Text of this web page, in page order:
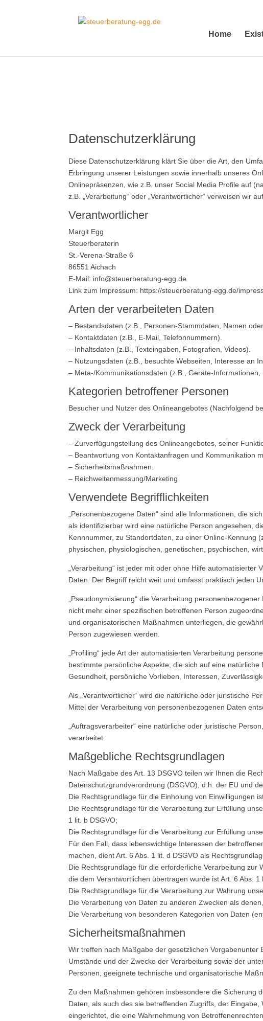
Home
Datenschutzerklärung
Diese Datenschutzerklärung klärt Sie über die Art, den
Erbringung unserer Leistungen sowie innerhalb unseres
Onlinepräsenzen, wie z.B. unser Social Media Profile auf
z.B. „Verarbeitung“ oder „Verantwortlicher“ verweisen wir
Verantwortlicher
Margit Egg
Steuerberaterin
St.-Verena-Straße 6
86551 Aichach
E-Mail: info@steuerberatung-egg.de
Link zum Impressum: https://steuerberatung-egg.de/
Arten der verarbeiteten Daten
– Bestandsdaten (z.B., Personen-Stammdaten, Namen oder
– Kontaktdaten (z.B., E-Mail, Telefonnummern).
– Inhaltsdaten (z.B., Texteingaben, Fotografien, Videos).
– Nutzungsdaten (z.B., besuchte Webseiten, Interesse an
– Meta-/Kommunikationsdaten (z.B., Geräte-Informationen,
Kategorien betroffener Personen
Besucher und Nutzer des Onlineangebotes (Nachfolgend
Zweck der Verarbeitung
– Zurverfügungstellung des Onlineangebotes, seiner
– Beantwortung von Kontaktanfragen und Kommunikation
– Sicherheitsmaßnahmen.
– Reichweitenmessung/Marketing
Verwendete Begrifflichkeiten
„Personenbezogene Daten“ sind alle Informationen, die
als identifizierbar wird eine natürliche Person angesehen,
Kennnummer, zu Standortdaten, zu einer Online-Kennung
physischen, physiologischen, genetischen, psychischen,
„Verarbeitung“ ist jeder mit oder ohne Hilfe
Daten. Der Begriff reicht weit und umfasst praktisch jeden
„Pseudonymisierung“ die Verarbeitung
nicht mehr einer spezifischen betroffenen Person
und organisatorischen Maßnahmen unterliegen, die
Person zugewiesen werden.
„Profiling“ jede Art der automatisierten Verarbeitung
bestimmte persönliche Aspekte, die sich auf eine
Gesundheit, persönliche Vorlieben, Interessen,
Als „Verantwortlicher“ wird die natürliche oder juristische
Mittel der Verarbeitung von personenbezogenen Daten
„Auftragsverarbeiter“ eine natürliche oder juristische
verarbeitet.
Maßgebliche Rechtsgrundlagen
Nach Maßgabe des Art. 13 DSGVO teilen wir Ihnen die
Datenschutzgrundverordnung (DSGVO), d.h. der EU und
Die Rechtsgrundlage für die Einholung von Einwilligungen
Die Rechtsgrundlage für die Verarbeitung zur Erfüllung
1 lit. b DSGVO;
Die Rechtsgrundlage für die Verarbeitung zur Erfüllung
Für den Fall, dass lebenswichtige Interessen der
machen, dient Art. 6 Abs. 1 lit. d DSGVO als
Die Rechtsgrundlage für die erforderliche Verarbeitung zur
die dem Verantwortlichen übertragen wurde ist Art. 6 Abs. 1
Die Rechtsgrundlage für die Verarbeitung zur Wahrung
Die Verarbeitung von Daten zu anderen Zwecken als
Die Verarbeitung von besonderen Kategorien von Daten
Sicherheitsmaßnahmen
Wir treffen nach Maßgabe der gesetzlichen
Umstände und der Zwecke der Verarbeitung sowie der
Personen, geeignete technische und organisatorische
Zu den Maßnahmen gehören insbesondere die Sicherung
Daten, als auch des sie betreffenden Zugriffs, der
eingerichtet, die eine Wahrnehmung von